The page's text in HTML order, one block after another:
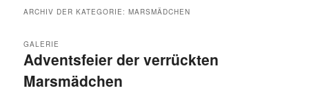
ARCHIV DER KATEGORIE:MARSMÄDCHEN
Adventsfeier der verrückten
Marsmädchen
GALERIE